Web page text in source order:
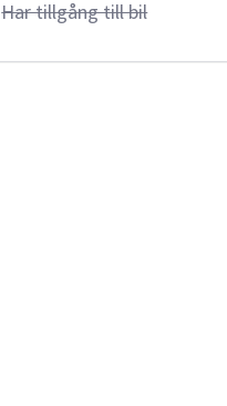
Har tillgång till bil